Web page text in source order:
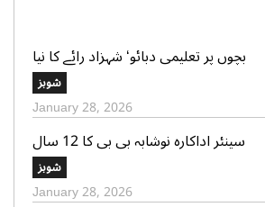
بچوں پر تعلیمی دبائو‘ شہزاد رائے کا نیا
گانا سوشل میڈیا پر وائرل
شوبز
January 28, 2026
سینئر اداکارہ نوشابہ بی بی کا 12 سال
کی عمر میں شادی ہونے کا اعتراف
شوبز
January 28, 2026